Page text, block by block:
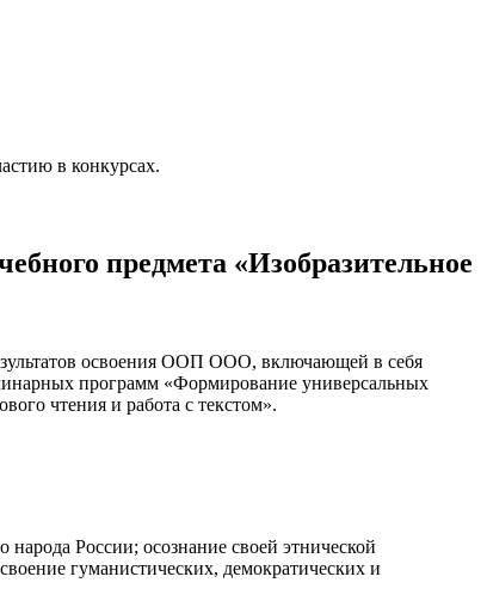
в конкурсах.
предмета «Изобразительное
освоения ООП ООО, включающей в себя
программ «Формирование универсальных
чтения и работа с текстом».
России; осознание своей этнической
гуманистических, демократических и